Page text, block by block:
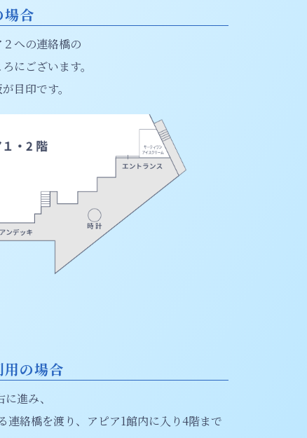
場合
への連絡橋の
にございます。
目印です。
の場合
進み、
連絡橋を渡り、アピア1館内に入り4階まで